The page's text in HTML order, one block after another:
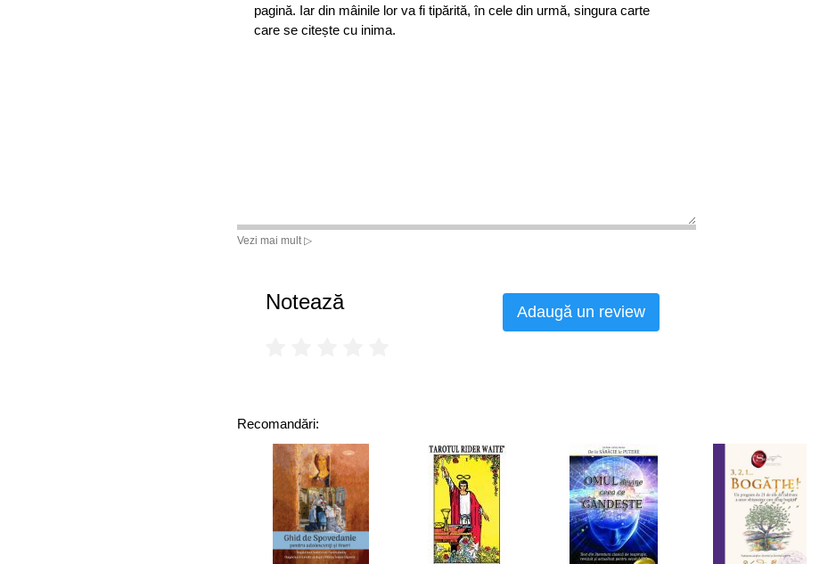
pagină. Iar din mâinile lor va fi tipărită, în cele din urmă, singura carte
care se citește cu inima.
Vezi mai mult ▷
Notează Adaugă un review
Recomandări: